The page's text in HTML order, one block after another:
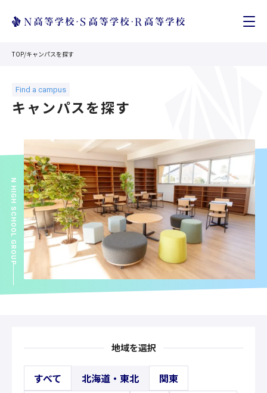
TOP/キャンパスを探す
キャンパスを探す
地域を選択
すべて 北海道・東北
関東